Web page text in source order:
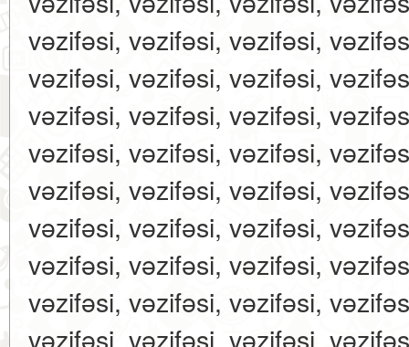
vəzifəsi, vəzifəsi, vəzifəsi,
vəzifəsi, vəzifəsi, vəzifəsi,
vəzifəsi, vəzifəsi, vəzifəsi,
vəzifəsi, vəzifəsi, vəzifəsi,
vəzifəsi, vəzifəsi, vəzifəsi,
vəzifəsi, vəzifəsi, vəzifəsi,
vəzifəsi, vəzifəsi, vəzifəsi,
vəzifəsi, vəzifəsi, vəzifəsi,
vəzifəsi, vəzifəsi, vəzifəsi,